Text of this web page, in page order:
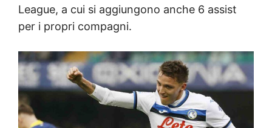
League, a cui si aggiungono anche 6 assist
per i propri compagni.